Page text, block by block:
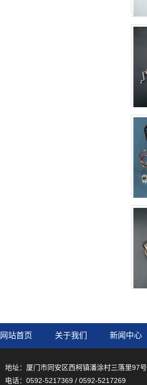
网站首页 关于我们 新闻中心
地址：厦门市同安区西柯镇潘涂村三落里97号
电话：0592-5217369 / 0592-5217269